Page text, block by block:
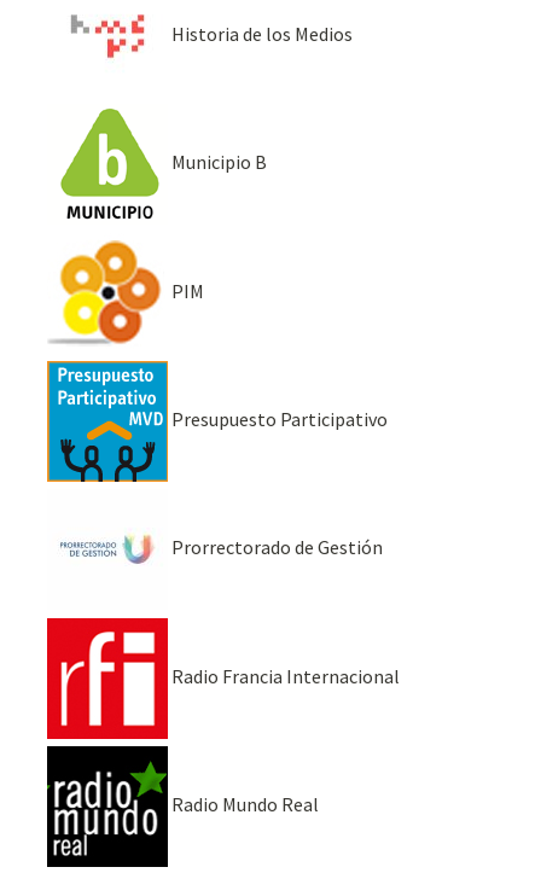
Historia de los Medios
Municipio B
PIM
Presupuesto Participativo
Prorrectorado de Gestión
Radio Francia Internacional
Radio Mundo Real